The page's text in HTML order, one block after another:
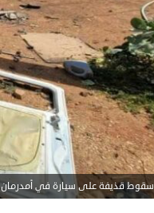
سقوط قذيفة على سيارة في أمدرمان